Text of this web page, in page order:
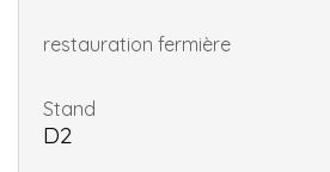
restauration fermière
Stand
D2